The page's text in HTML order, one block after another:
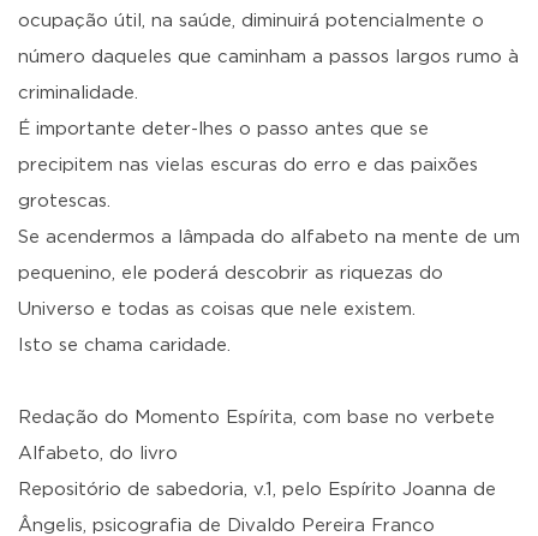
ocupação útil, na saúde, diminuirá potencialmente o
número daqueles que caminham a passos largos rumo à
criminalidade.
É importante deter-lhes o passo antes que se
precipitem nas vielas escuras do erro e das paixões
grotescas.
Se acendermos a lâmpada do alfabeto na mente de um
pequenino, ele poderá descobrir as riquezas do
Universo e todas as coisas que nele existem.
Isto se chama caridade.
Redação do Momento Espírita, com base no verbete
Alfabeto, do livro
Repositório de sabedoria, v.1, pelo Espírito Joanna de
Ângelis, psicografia de Divaldo Pereira Franco